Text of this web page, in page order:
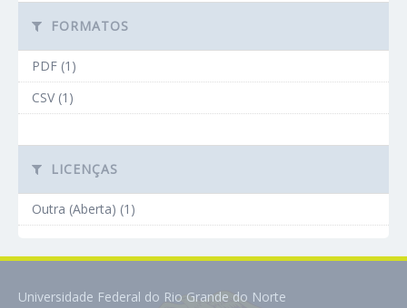
FORMATOS
PDF (1)
CSV (1)
LICENÇAS
Outra (Aberta) (1)
Universidade Federal do Rio Grande do Norte